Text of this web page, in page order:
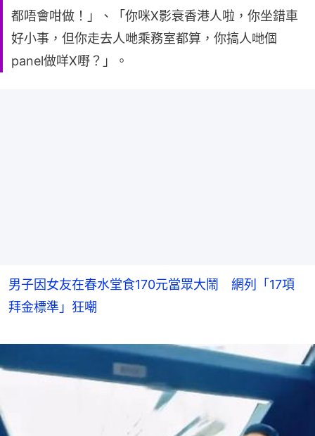
都唔會咁做！」、「你咪X影衰香港人啦，你坐錯車
好小事，但你走去人哋乘務室都算，你搞人哋個
panel做咩X嘢？」。
男子因女友在春水堂食170元當眾大鬧 網列「17項
拜金標準」狂嘲